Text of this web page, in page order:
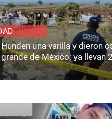
una varilla y dieron
de México; ya llevan